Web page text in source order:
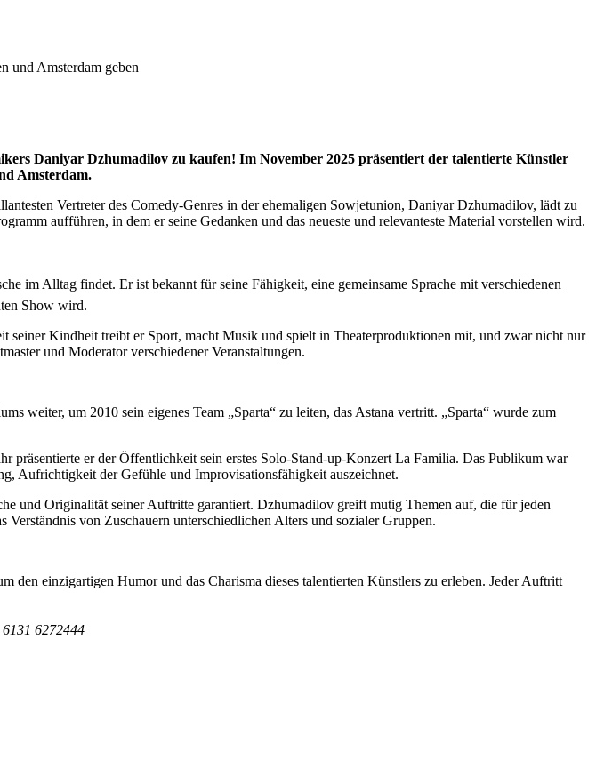
Daniyar Dzhumadilov zu kaufen! Im November 2025 präsentiert der talentierte Künstler
Amsterdam.
Vertreter des Comedy-Genres in der ehemaligen Sowjetunion, Daniyar Dzhumadilov, lädt zu
aufführen, in dem er seine Gedanken und das neueste und relevanteste Material vorstellen wird.
im Alltag findet. Er ist bekannt für seine Fähigkeit, eine gemeinsame Sprache mit verschiedenen
Show wird.
Kindheit treibt er Sport, macht Musik und spielt in Theaterproduktionen mit, und zwar nicht nur
und Moderator verschiedener Veranstaltungen.
weiter, um 2010 sein eigenes Team „Sparta“ zu leiten, das Astana vertritt. „Sparta“ wurde zum
er der Öffentlichkeit sein erstes Solo-Stand-up-Konzert La Familia. Das Publikum war
Aufrichtigkeit der Gefühle und Improvisationsfähigkeit auszeichnet.
und Originalität seiner Auftritte garantiert. Dzhumadilov greift mutig Themen auf, die für jeden
von Zuschauern unterschiedlichen Alters und sozialer Gruppen.
einzigartigen Humor und das Charisma dieses talentierten Künstlers zu erleben. Jeder Auftritt
6272444